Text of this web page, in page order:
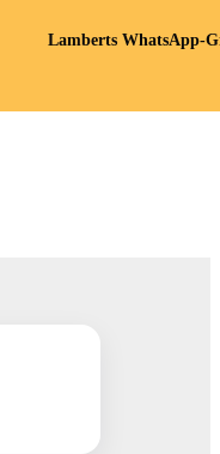
Lamberts WhatsApp-